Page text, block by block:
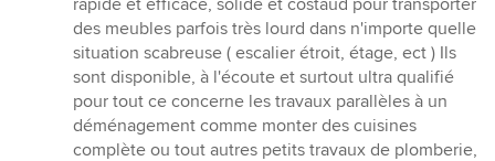
des meubles parfois très lourd dans n'importe quelle
situation scabreuse ( escalier étroit, étage, ect ) Ils
sont disponible, à l'écoute et surtout ultra qualifié
pour tout ce concerne les travaux parallèles à un
déménagement comme monter des cuisines
complète ou tout autres petits travaux de plomberie,